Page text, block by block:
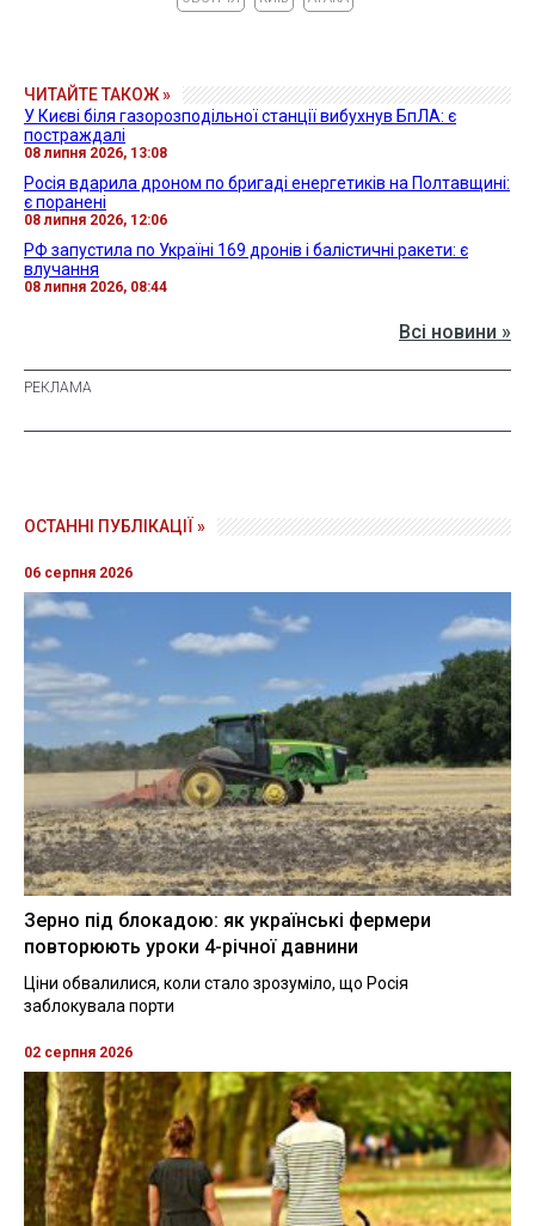
ЧИТАЙТЕ ТАКОЖ »
У Києві біля газорозподільної станції вибухнув БпЛА: є
постраждалі
08 липня 2026, 13:08
Росія вдарила дроном по бригаді енергетиків на Полтавщині:
є поранені
08 липня 2026, 12:06
РФ запустила по Україні 169 дронів і балістичні ракети: є
влучання
08 липня 2026, 08:44
Всі новини »
ОСТАННІ ПУБЛІКАЦІЇ »
06 серпня 2026
Зерно під блокадою: як українські фермери
повторюють уроки 4-річної давнини
Ціни обвалилися, коли стало зрозуміло, що Росія
заблокувала порти
02 серпня 2026